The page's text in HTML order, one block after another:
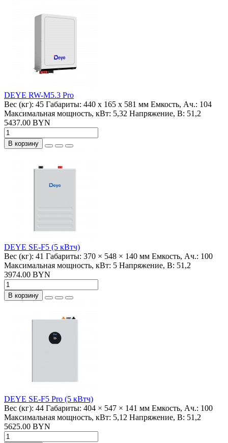
DEYE RW-M5.3 Pro
Вес (кг): 45 Габариты: 440 x 165 x 581 мм Емкость, Ач.: 104
Максимальная мощность, кВт: 5,32 Напряжение, В: 51,2
5437.00 BYN
В корзину
DEYE SE-F5 (5 кВтч)
Вес (кг): 41 Габариты: 370 × 548 × 140 мм Емкость, Ач.: 100
Максимальная мощность, кВт: 5 Напряжение, В: 51,2
3974.00 BYN
В корзину
DEYE SE-F5 Pro (5 кВтч)
Вес (кг): 44 Габариты: 404 × 547 × 141 мм Емкость, Ач.: 100
Максимальная мощность, кВт: 5,12 Напряжение, В: 51,2
5625.00 BYN